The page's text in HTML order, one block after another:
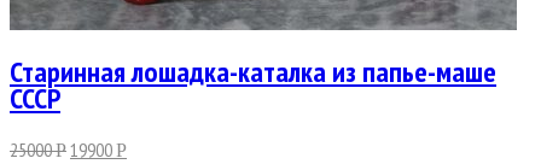
Старинная лошадка-каталка из папье-маше
СССР
25000Р19900Р